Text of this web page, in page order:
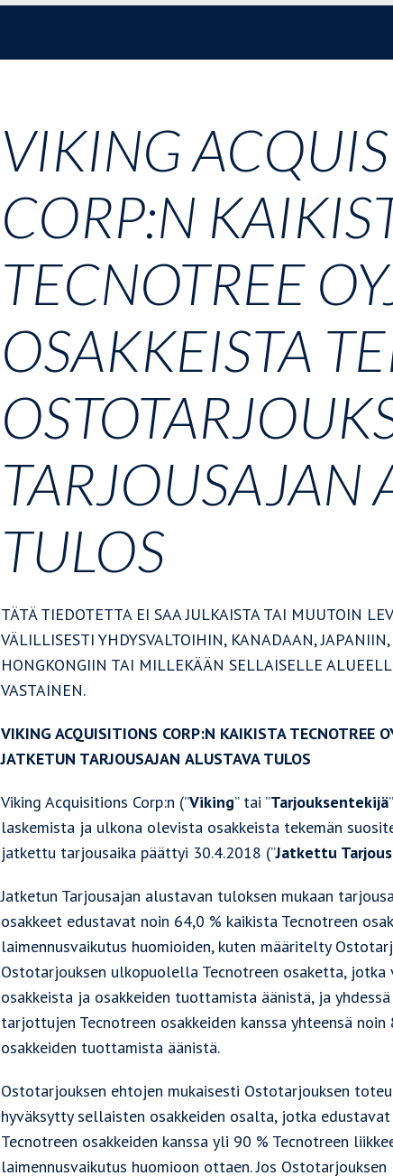
VIKING
CORP:N
TECNOTREE
OSAKKEISTA
TARJOUSAJAN
TULOS
TÄTÄ TIEDOTETTA EI SAA JULKAISTA TAI MUUTOIN
VÄLILLISESTI YHDYSVALTOIHIN, KANADAAN,
HONGKONGIIN TAI MILLEKÄÄN SELLAISELLE
VASTAINEN.
VIKING ACQUISITIONS CORP:N KAIKISTA TECNOTREE
JATKETUN TARJOUSAJAN ALUSTAVA TULOS
Viking Acquisitions Corp:n (”Viking” tai ”Tarjouksentekijä
laskemista ja ulkona olevista osakkeista tekemän
jatkettu tarjousaika päättyi 30.4.2018 (”Jatkettu
Jatketun Tarjousajan alustavan tuloksen mukaan
osakkeet edustavat noin 64,0 % kaikista Tecnotreen
laimennusvaikutus huomioiden, kuten määritelty
Ostotarjouksen ulkopuolella Tecnotreen osaketta,
osakkeista ja osakkeiden tuottamista äänistä, ja
tarjottujen Tecnotreen osakkeiden kanssa yhteensä
osakkeiden tuottamista äänistä.
Ostotarjouksen ehtojen mukaisesti Ostotarjouksen
hyväksytty sellaisten osakkeiden osalta, jotka
Tecnotreen osakkeiden kanssa yli 90 % Tecnotreen
laimennusvaikutus huomioon ottaen. Jos